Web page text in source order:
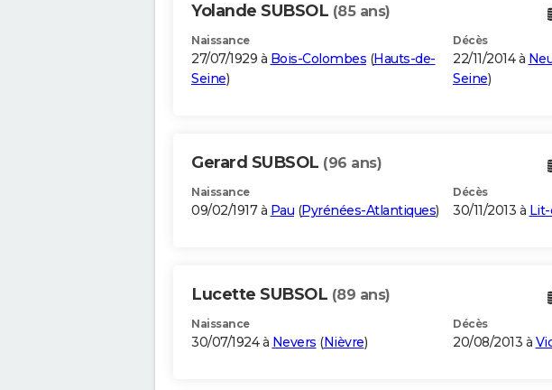
Yolande SUBSOL (85 ans)
Naissance
27/07/1929 à Bois-Colombes (Hauts-de-
Seine)
Décès
22/11/2014 à
Seine)
Gerard SUBSOL (96 ans)
Naissance
09/02/1917 à Pau (Pyrénées-Atlantiques)
Décès
30/11/2013 à
Lucette SUBSOL (89 ans)
Naissance
30/07/1924 à Nevers (Nièvre)
Décès
20/08/2013 à